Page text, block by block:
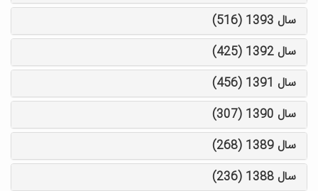
سال 1393 (516)
سال 1392 (425)
سال 1391 (456)
سال 1390 (307)
سال 1389 (268)
سال 1388 (236)